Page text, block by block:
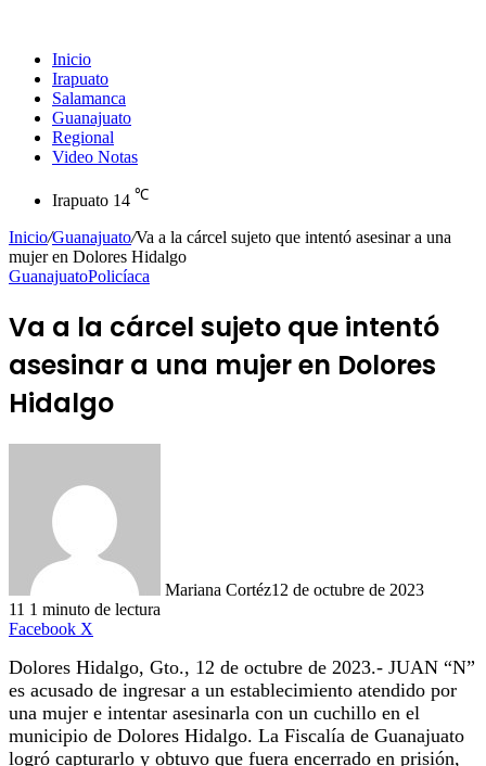
Inicio
Irapuato
Salamanca
Guanajuato
Regional
Video Notas
Irapuato 14 ℃
Inicio/Guanajuato/Va a la cárcel sujeto que intentó asesinar a una
mujer en Dolores Hidalgo
GuanajuatoPolicíaca
Va a la cárcel sujeto que intentó
asesinar a una mujer en Dolores
Hidalgo
Mariana Cortéz12 de octubre de 2023
11 1 minuto de lectura
Facebook X
Dolores Hidalgo, Gto., 12 de octubre de 2023.- JUAN “N”
es acusado de ingresar a un establecimiento atendido por
una mujer e intentar asesinarla con un cuchillo en el
municipio de Dolores Hidalgo. La Fiscalía de Guanajuato
logró capturarlo y obtuvo que fuera encerrado en prisión,